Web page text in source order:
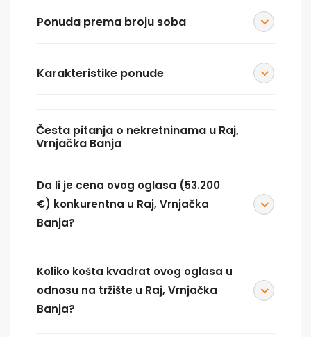
Ponuda prema broju soba
Karakteristike ponude
Česta pitanja o nekretninama u Raj,
Vrnjačka Banja
Da li je cena ovog oglasa (53.200
€) konkurentna u Raj, Vrnjačka
Banja?
Koliko košta kvadrat ovog oglasa u
odnosu na tržište u Raj, Vrnjačka
Banja?